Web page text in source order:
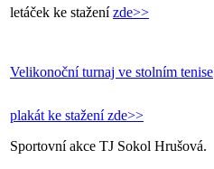
letáček ke staženízde>>
Velikonoční turnaj ve stolním tenise
plakát ke stažení zde>>
Sportovní akce TJ Sokol Hrušová.